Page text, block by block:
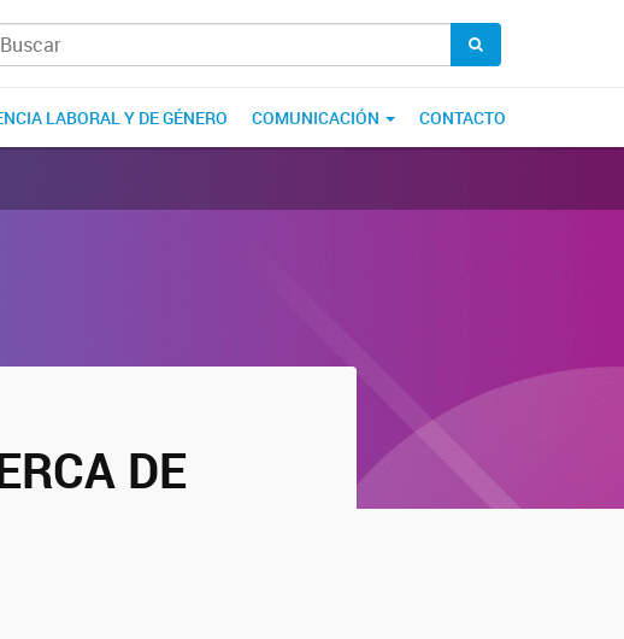
LABORAL Y DE GÉNERO COMUNICACIÓN CONTACTO
DE